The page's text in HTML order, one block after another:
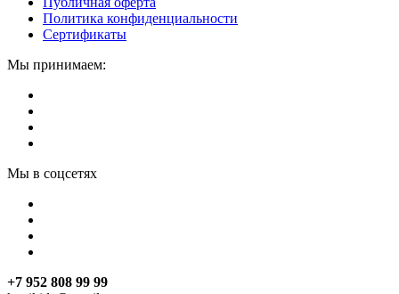
Политика конфиденциальности
Сертификаты
Мы принимаем:
Мы в соцсетях
+7 952 808 99 99